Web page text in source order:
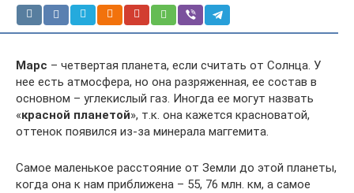
Марс – четвертая планета, если считать от Солнца. У
нее есть атмосфера, но она разряженная, ее состав в
основном – углекислый газ. Иногда ее могут назвать
«красной планетой», т.к. она кажется красноватой,
оттенок появился из-за минерала маггемита.
Самое маленькое расстояние от Земли до этой планеты,
когда она к нам приближена – 55, 76 млн. км, а самое